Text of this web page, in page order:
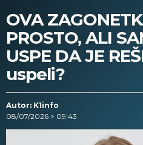
OVA
PROSTO, ALI
USPE DA JE
uspeli?
Autor: K1info
08/07/2026 > 09:43